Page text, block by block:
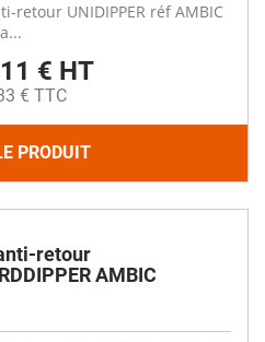
retour UNIDIPPER réf AMBIC
€ HT
€ TTC
PRODUIT
retour
AMBIC